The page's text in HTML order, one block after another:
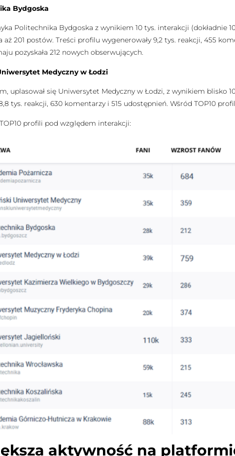
Bydgoska
Politechnika Bydgoska z wynikiem 10 tys. interakcji (dokładnie
aż 201 postów. Treści profilu wygenerowały 9,2 tys. reakcji, 455
pozyskała 212 nowych obserwujących.
Medyczny w Łodzi
uplasował się Uniwersytet Medyczny w Łodzi, z wynikiem blisko
tys. reakcji, 630 komentarzy i 515 udostępnień. Wśród TOP10
profili pod względem interakcji:
aktywność na